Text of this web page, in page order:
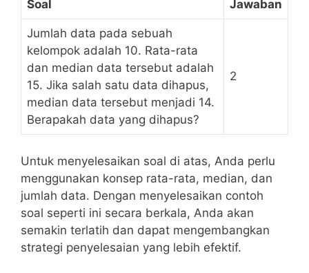
Soal Jawaban
Jumlah data pada ​sebuah
kelompok ‍adalah ‍10. Rata-rata
dan median⁢ data tersebut ‌adalah
15. ⁤Jika salah satu data dihapus,
‌median data tersebut menjadi 14.‌
Berapakah data ⁣yang dihapus?
2
Untuk menyelesaikan​ soal di atas, Anda perlu
menggunakan konsep​ rata-rata, median,⁢ dan
jumlah data.⁢ Dengan⁢ menyelesaikan ⁤contoh​
soal seperti​ ini ​secara ​berkala, Anda ​akan
semakin terlatih⁣ dan dapat mengembangkan
strategi penyelesaian yang⁣ lebih efektif.